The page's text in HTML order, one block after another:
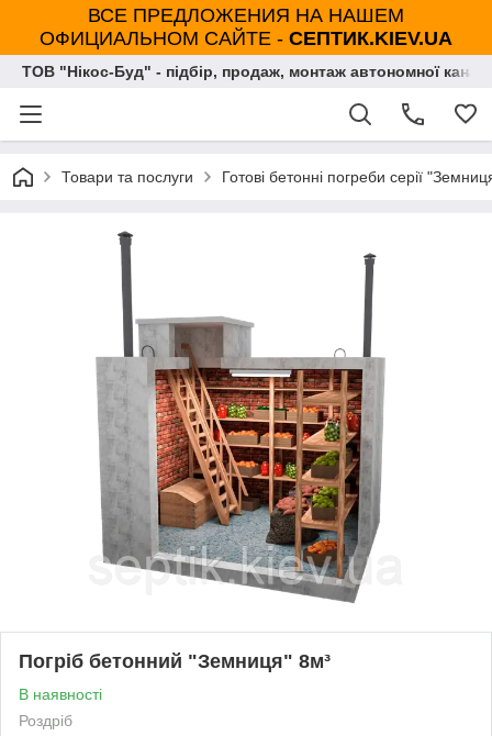
ВСЕ ПРЕДЛОЖЕНИЯ НА НАШЕМ
ОФИЦИАЛЬНОМ САЙТЕ - СЕПТИК.KIEV.UA
ТОВ "Нікос-Буд" - підбір, продаж, монтаж автономної
Товари та послуги Готові бетонні погреби серії
Погріб бетонний "Земниця" 8м³
В наявності
Роздріб